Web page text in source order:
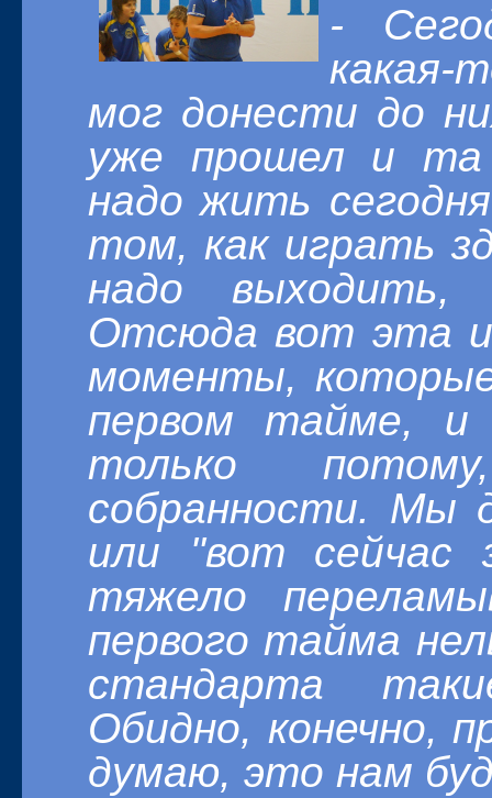
-
какая-
мог донести до
уже прошел и
надо жить
том, как играть
надо выходить,
Отсюда вот эта и
моменты,
первом тайме, и
только
собранности. Мы
или "вот сейчас
тяжело
первого тайма
стандарта
Обидно, конечно,
думаю, это нам